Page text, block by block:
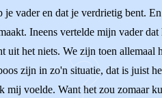
vader en dat je verdrietig bent.
Ineens vertelde mijn vader
het niets. We zijn toen
zijn in zo'n situatie, dat is juist
mij voelde. Want het zou